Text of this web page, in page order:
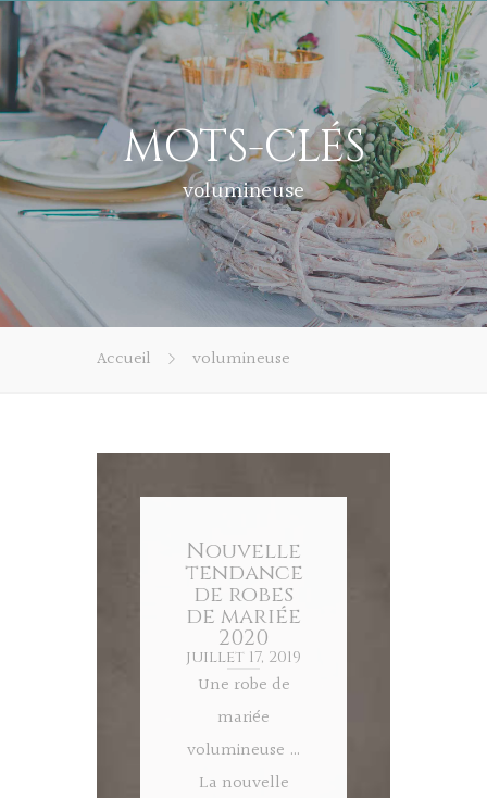
MOTS-CLÉS
volumineuse
Accueil volumineuse
Nouvelle
tendance
de robes
de mariée
2020
juillet 17, 2019
Une robe de
mariée
volumineuse …
La nouvelle